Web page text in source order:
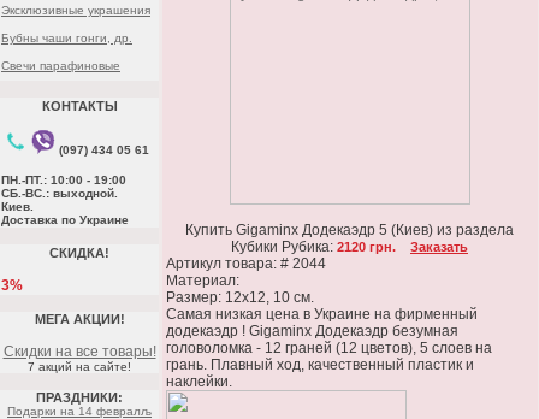
Эксклюзивные украшения
Бубны чаши гонги, др.
Свечи парафиновые
КОНТАКТЫ
(097) 434 05 61
ПН.-ПТ.: 10:00 - 19:00
СБ.-ВС.: выходной.
Киев.
Доставка по Украине
СКИДКА!
3%
МЕГА АКЦИИ!
Скидки на все товары!
7 акций на сайте!
ПРАЗДНИКИ:
Подарки на 14 февралљ
Купить Gigaminx Додекаэдр 5 (Киев) из раздела
Кубики Рубика: 2120 грн. Заказать
Артикул товара: # 2044
Материал:
Размер: 12х12, 10 см.
Самая низкая цена в Украине на фирменный
додекаэдр ! Gigaminx Додекаэдр безумная
головоломка - 12 граней (12 цветов), 5 слоев на
грань. Плавный ход, качественный пластик и
наклейки.